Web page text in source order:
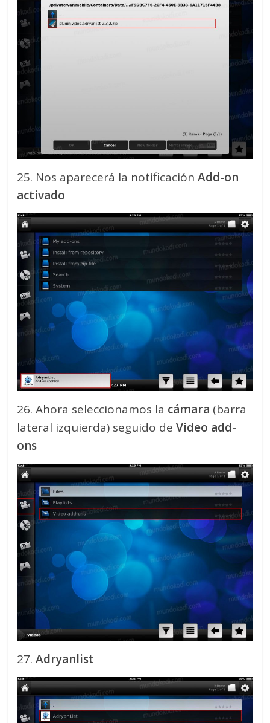
25. Nos aparecerá la notificaciónAdd-on
activado
26. Ahora seleccionamos la cámara (barra
lateral izquierda) seguido deVideo add-
ons
27.Adryanlist